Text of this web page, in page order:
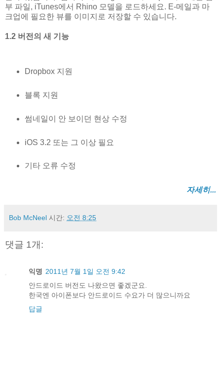
부 파일, iTunes에서 Rhino 모델을 로드하세요. E-메일과 마
크업에 필요한 뷰를 이미지로 저장할 수 있습니다.
1.2 버전의 새 기능
Dropbox 지원
블록 지원
썸네일이 안 보이던 현상 수정
iOS 3.2 또는 그 이상 필요
기타 오류 수정
자세히...
Bob McNeel 시간: 오전 8:25
댓글 1개:
익명 2011년 7월 1일 오전 9:42
안드로이드 버전도 나왔으면 좋겠군요.
한국엔 아이폰보다 안드로이드 수요가 더 많으니까요
답글